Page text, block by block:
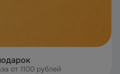
от 1100 рублей